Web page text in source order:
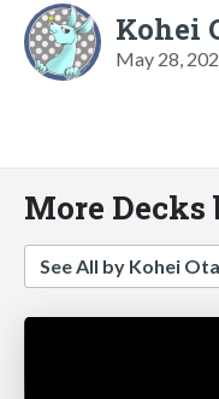
Kohei
May 28,
More Decks
See All by Kohei Ota